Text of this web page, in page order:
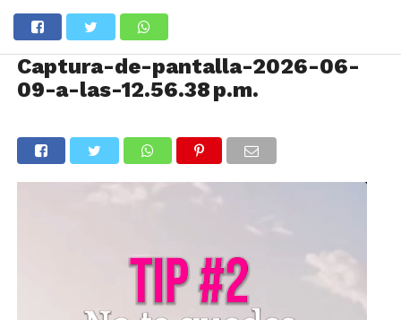
Captura-de-pantalla-2026-06-
09-a-las-12.56.38 p.m.